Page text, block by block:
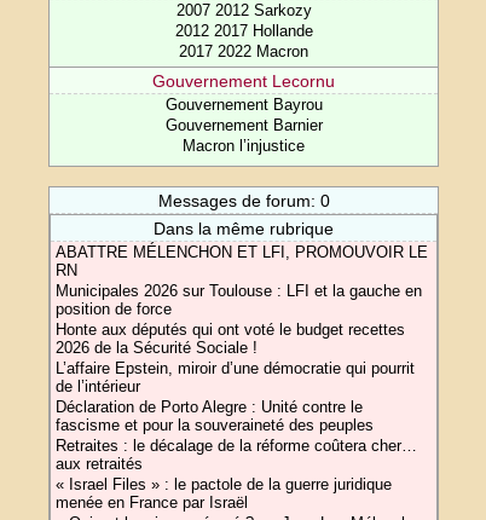
2007 2012 Sarkozy
2012 2017 Hollande
2017 2022 Macron
Gouvernement Lecornu
Gouvernement Bayrou
Gouvernement Barnier
Macron l’injustice
Messages de forum: 0
Dans la même rubrique
ABATTRE MÉLENCHON ET LFI, PROMOUVOIR LE
RN
Municipales 2026 sur Toulouse : LFI et la gauche en
position de force
Honte aux députés qui ont voté le budget recettes
2026 de la Sécurité Sociale !
L’affaire Epstein, miroir d’une démocratie qui pourrit
de l’intérieur
Déclaration de Porto Alegre : Unité contre le
fascisme et pour la souveraineté des peuples
Retraites : le décalage de la réforme coûtera cher…
aux retraités
« Israel Files » : le pactole de la guerre juridique
menée en France par Israël